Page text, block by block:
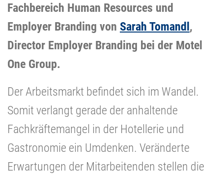
Fachbereich Human Resources und
Employer Branding von Sarah Tomandl,
Director Employer Branding bei der Motel
One Group.
Der Arbeitsmarkt befindet sich im Wandel.
Somit verlangt gerade der anhaltende
Fachkräftemangel in der Hotellerie und
Gastronomie ein Umdenken. Veränderte
Erwartungen der Mitarbeitenden stellen die